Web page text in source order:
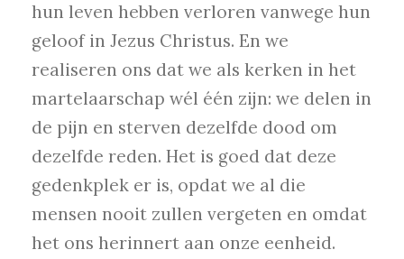
hun leven hebben verloren vanwege hun
geloof in Jezus Christus. En we
realiseren ons dat we als kerken in het
martelaarschap wél één zijn: we delen in
de pijn en sterven dezelfde dood om
dezelfde reden. Het is goed dat deze
gedenkplek er is, opdat we al die
mensen nooit zullen vergeten en omdat
het ons herinnert aan onze eenheid.